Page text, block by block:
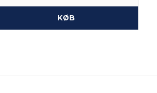
KØB